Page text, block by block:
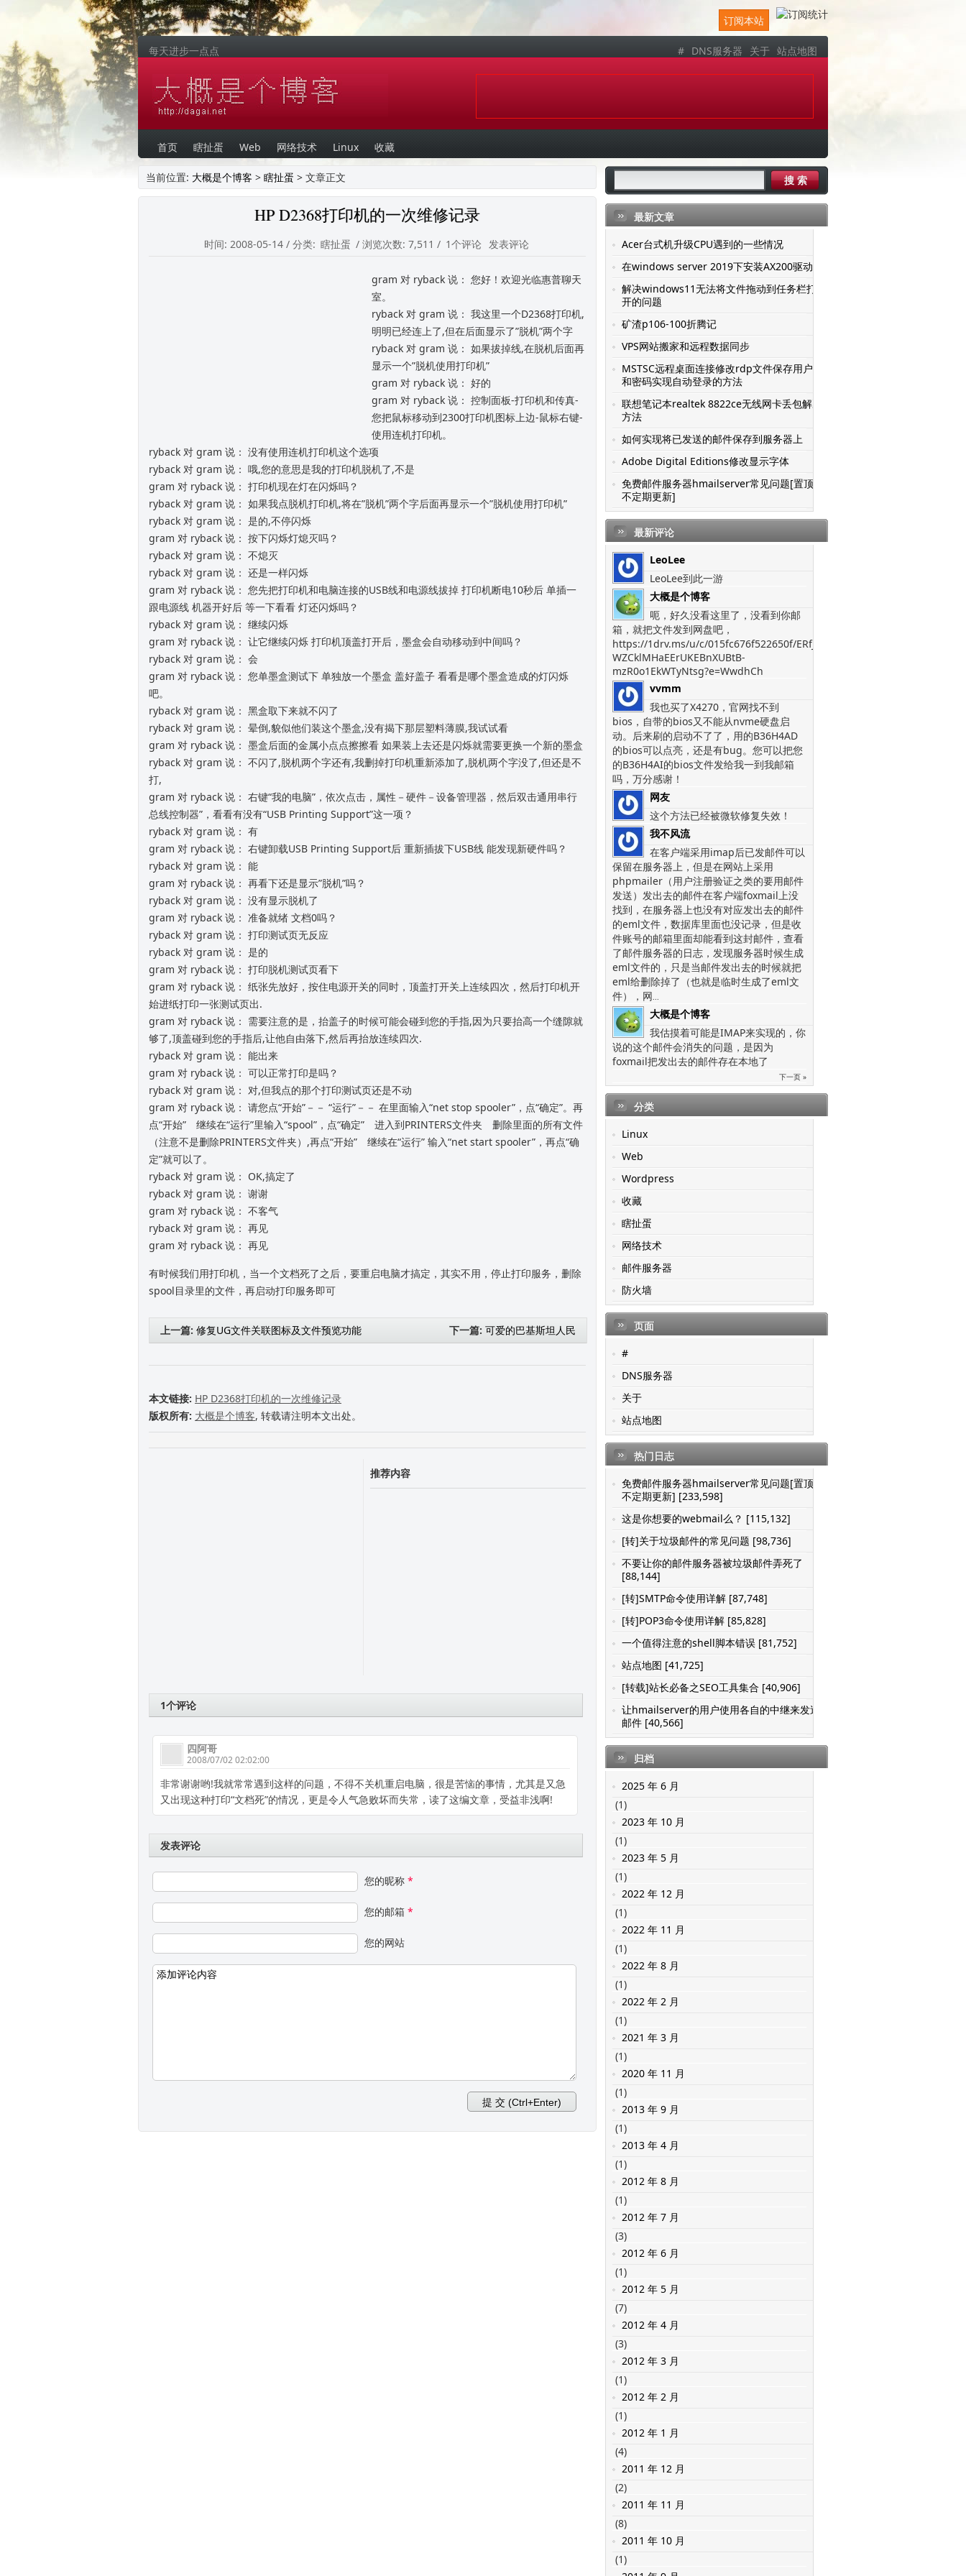
订阅本站
每天进步一点点 # DNS服务器 关于 站点地图
首页 瞎扯蛋 Web 网络技术 Linux 收藏
当前位置: 大概是个博客 > 瞎扯蛋 > 文章正文
HP D2368打印机的一次维修记录
时间: 2008-05-14 / 分类: 瞎扯蛋 / 浏览次数: 7,511 / 1个评论 发表评论
gram 对 ryback 说： 您好！欢迎光临惠普聊天
室。
ryback 对 gram 说： 我这里一个D2368打印机,
明明已经连上了,但在后面显示了”脱机”两个字
ryback 对 gram 说： 如果拔掉线,在脱机后面再
显示一个”脱机使用打印机”
gram 对 ryback 说： 好的
gram 对 ryback 说： 控制面板-打印机和传真-
您把鼠标移动到2300打印机图标上边-鼠标右键-
使用连机打印机。
ryback 对 gram 说： 没有使用连机打印机这个选项
ryback 对 gram 说： 哦,您的意思是我的打印机脱机了,不是
gram 对 ryback 说： 打印机现在灯在闪烁吗？
ryback 对 gram 说： 如果我点脱机打印机,将在”脱机”两个字后面再显示一个”脱机使用打印机”
ryback 对 gram 说： 是的,不停闪烁
gram 对 ryback 说： 按下闪烁灯熄灭吗？
ryback 对 gram 说： 不熄灭
ryback 对 gram 说： 还是一样闪烁
gram 对 ryback 说： 您先把打印机和电脑连接的USB线和电源线拔掉 打印机断电10秒后 单插一
跟电源线 机器开好后 等一下看看 灯还闪烁吗？
ryback 对 gram 说： 继续闪烁
gram 对 ryback 说： 让它继续闪烁 打印机顶盖打开后，墨盒会自动移动到中间吗？
ryback 对 gram 说： 会
gram 对 ryback 说： 您单墨盒测试下 单独放一个墨盒 盖好盖子 看看是哪个墨盒造成的灯闪烁
吧。
ryback 对 gram 说： 黑盒取下来就不闪了
ryback 对 gram 说： 晕倒,貌似他们装这个墨盒,没有揭下那层塑料薄膜,我试试看
gram 对 ryback 说： 墨盒后面的金属小点点擦擦看 如果装上去还是闪烁就需要更换一个新的墨盒
ryback 对 gram 说： 不闪了,脱机两个字还有,我删掉打印机重新添加了,脱机两个字没了,但还是不
打,
gram 对 ryback 说： 右键“我的电脑”，依次点击，属性－硬件－设备管理器，然后双击通用串行
总线控制器”，看看有没有“USB Printing Support”这一项？
ryback 对 gram 说： 有
gram 对 ryback 说： 右键卸载USB Printing Support后 重新插拔下USB线 能发现新硬件吗？
ryback 对 gram 说： 能
gram 对 ryback 说： 再看下还是显示”脱机”吗？
ryback 对 gram 说： 没有显示脱机了
gram 对 ryback 说： 准备就绪 文档0吗？
ryback 对 gram 说： 打印测试页无反应
ryback 对 gram 说： 是的
gram 对 ryback 说： 打印脱机测试页看下
gram 对 ryback 说： 纸张先放好，按住电源开关的同时，顶盖打开关上连续四次，然后打印机开
始进纸打印一张测试页出.
gram 对 ryback 说： 需要注意的是，抬盖子的时候可能会碰到您的手指,因为只要抬高一个缝隙就
够了,顶盖碰到您的手指后,让他自由落下,然后再抬放连续四次.
ryback 对 gram 说： 能出来
gram 对 ryback 说： 可以正常打印是吗？
ryback 对 gram 说： 对,但我点的那个打印测试页还是不动
gram 对 ryback 说： 请您点“开始”－－ “运行”－－ 在里面输入“net stop spooler”，点“确定”。再
点“开始” 继续在“运行”里输入“spool”，点“确定” 进入到PRINTERS文件夹 删除里面的所有文件
（注意不是删除PRINTERS文件夹）,再点“开始” 继续在“运行” 输入“net start spooler”，再点“确
定”就可以了。
ryback 对 gram 说： OK,搞定了
ryback 对 gram 说： 谢谢
gram 对 ryback 说： 不客气
ryback 对 gram 说： 再见
gram 对 ryback 说： 再见
有时候我们用打印机，当一个文档死了之后，要重启电脑才搞定，其实不用，停止打印服务，删除
spool目录里的文件，再启动打印服务即可
上一篇: 修复UG文件关联图标及文件预览功能 下一篇: 可爱的巴基斯坦人民
本文链接: HP D2368打印机的一次维修记录
版权所有: 大概是个博客, 转载请注明本文出处。
推荐内容
1个评论
四阿哥
2008/07/02 02:02:00
非常谢谢哟!我就常常遇到这样的问题，不得不关机重启电脑，很是苦恼的事情，尤其是又急
又出现这种打印“文档死”的情况，更是令人气急败坏而失常，读了这编文章，受益非浅啊!
发表评论
您的昵称 *
您的邮箱 *
您的网站
最新文章
Acer台式机升级CPU遇到的一些情况
在windows server 2019下安装AX200驱动
解决windows11无法将文件拖动到任务栏打
开的问题
矿渣p106-100折腾记
VPS网站搬家和远程数据同步
MSTSC远程桌面连接修改rdp文件保存用户名
和密码实现自动登录的方法
联想笔记本realtek 8822ce无线网卡丢包解决
方法
如何实现将已发送的邮件保存到服务器上
Adobe Digital Editions修改显示字体
免费邮件服务器hmailserver常见问题[置顶-
不定期更新]
最新评论
LeoLee
LeoLee到此一游
大概是个博客
呃，好久没看这里了，没看到你邮
箱，就把文件发到网盘吧，
https://1drv.ms/u/c/015fc676f522650f/ERfJWGVz-
WZCklMHaEErUKEBnXUBtB-
mzR0o1EkWTyNtsg?e=WwdhCh
vvmm
我也买了X4270，官网找不到
bios，自带的bios又不能从nvme硬盘启
动。后来刷的启动不了了，用的B36H4AD
的bios可以点亮，还是有bug。您可以把您
的B36H4AI的bios文件发给我一到我邮箱
吗，万分感谢！
网友
这个方法已经被微软修复失效！
我不风流
在客户端采用imap后已发邮件可以
保留在服务器上，但是在网站上采用
phpmailer（用户注册验证之类的要用邮件
发送）发出去的邮件在客户端foxmail上没
找到，在服务器上也没有对应发出去的邮件
的eml文件，数据库里面也没记录，但是收
件账号的邮箱里面却能看到这封邮件，查看
了邮件服务器的日志，发现服务器时候生成
eml文件的，只是当邮件发出去的时候就把
eml给删除掉了（也就是临时生成了eml文
件），网...
大概是个博客
我估摸着可能是IMAP来实现的，你
说的这个邮件会消失的问题，是因为
foxmail把发出去的邮件存在本地了
下一页 »
分类
Linux
Web
Wordpress
收藏
瞎扯蛋
网络技术
邮件服务器
防火墙
页面
#
DNS服务器
关于
站点地图
热门日志
免费邮件服务器hmailserver常见问题[置顶-
不定期更新] [233,598]
这是你想要的webmail么？ [115,132]
[转]关于垃圾邮件的常见问题 [98,736]
不要让你的邮件服务器被垃圾邮件弄死了
[88,144]
[转]SMTP命令使用详解 [87,748]
[转]POP3命令使用详解 [85,828]
一个值得注意的shell脚本错误 [81,752]
站点地图 [41,725]
[转载]站长必备之SEO工具集合 [40,906]
让hmailserver的用户使用各自的中继来发送
邮件 [40,566]
归档
2025 年 6 月
(1)
2023 年 10 月
(1)
2023 年 5 月
(1)
2022 年 12 月
(1)
2022 年 11 月
(1)
2022 年 8 月
(1)
2022 年 2 月
(1)
2021 年 3 月
(1)
2020 年 11 月
(1)
2013 年 9 月
(1)
2013 年 4 月
(1)
2012 年 8 月
(1)
2012 年 7 月
(3)
2012 年 6 月
(1)
2012 年 5 月
(7)
2012 年 4 月
(3)
2012 年 3 月
(1)
2012 年 2 月
(1)
2012 年 1 月
(4)
2011 年 12 月
(2)
2011 年 11 月
(8)
2011 年 10 月
(1)